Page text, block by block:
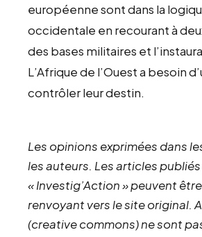
européenne sont dans la
occidentale en recourant à
des bases militaires et
L’Afrique de l’Ouest a besoin
contrôler leur destin.
Les opinions exprimées dans
les auteurs. Les articles
« Investig’Action » peuvent
renvoyant vers le site original.
(creative commons) ne sont